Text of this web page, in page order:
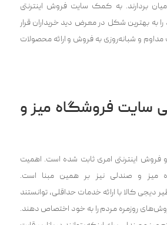
بردارند‌. به کمک سایت فروش اینترنتی
به بهترین شکل در معرض دید خریداران قرار
و شبانه‌روزی به فروش و ارائه محصولات
سایت فروشگاه میز و
فروش اینترنتی امری ثابت شده است. اهمیت
میز و صندلی نیز بر همین مبنا است.
دیجی کالا با ارائه خدمات حداقلی، توانستند
روزمره مردم را به خود اختصاص دهند.